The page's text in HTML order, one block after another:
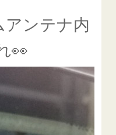
・研磨・磨き
『アクアペル』
の理由について
ンテナ内
👀